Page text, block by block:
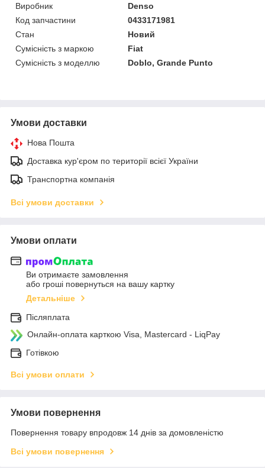
Виробник
Denso
Код запчастини
0433171981
Стан
Новий
Сумісність з маркою
Fiat
Сумісність з моделлю
Doblo, Grande Punto
Умови доставки
Нова Пошта
Доставка кур'єром по території всієї України
Транспортна компанія
Всі умови доставки
Умови оплати
Ви отримаєте замовлення
або гроші повернуться на вашу картку
Детальніше
Післяплата
Онлайн-оплата карткою Visa, Mastercard - LiqPay
Готівкою
Всі умови оплати
Умови повернення
Повернення товару впродовж 14 днів за домовленістю
Всі умови повернення